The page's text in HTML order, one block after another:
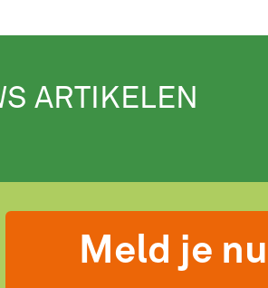
ARTIKELEN
Meld je